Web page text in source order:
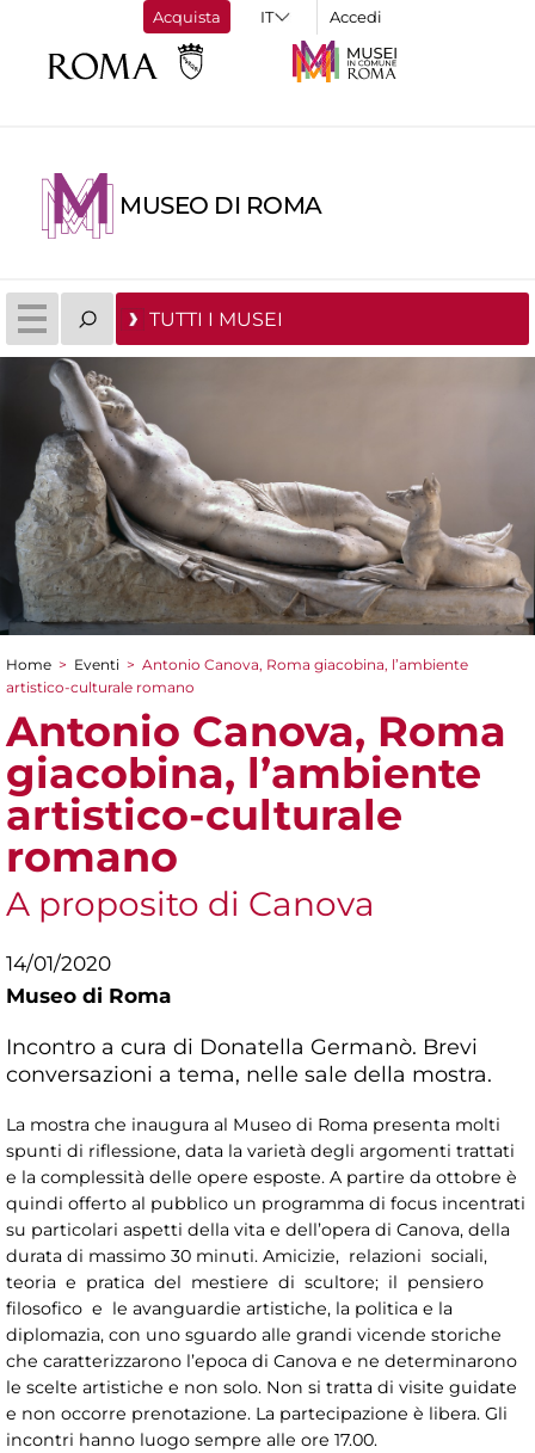
Acquista Accedi
MUSEO DI ROMA
TUTTI I MUSEI
Tu sei qui
Home > Eventi > Antonio Canova, Roma giacobina, l’ambiente
artistico-culturale romano
Antonio Canova, Roma
giacobina, l’ambiente
artistico-culturale
romano
A proposito di Canova
14/01/2020
Museo di Roma
Incontro a cura di Donatella Germanò. Brevi
conversazioni a tema, nelle sale della mostra.
La mostra che inaugura al Museo di Roma presenta molti
spunti di riflessione, data la varietà degli argomenti trattati
e la complessità delle opere esposte. A partire da ottobre è
quindi offerto al pubblico un programma di focus incentrati
su particolari aspetti della vita e dell’opera di Canova, della
durata di massimo 30 minuti. Amicizie, relazioni sociali,
teoria e pratica del mestiere di scultore; il pensiero
filosofico e le avanguardie artistiche, la politica e la
diplomazia, con uno sguardo alle grandi vicende storiche
che caratterizzarono l’epoca di Canova e ne determinarono
le scelte artistiche e non solo. Non si tratta di visite guidate
e non occorre prenotazione. La partecipazione è libera. Gli
incontri hanno luogo sempre alle ore 17.00.